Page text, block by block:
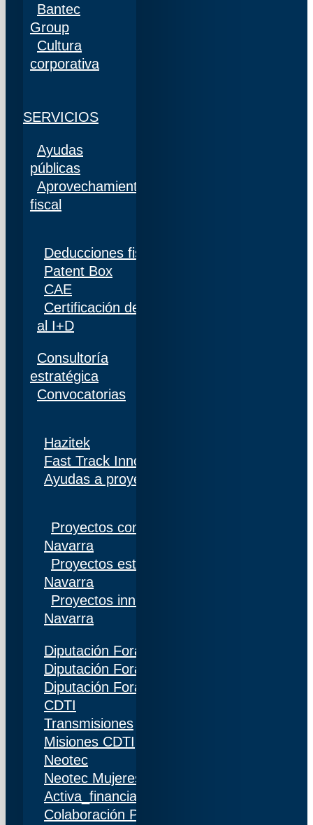
Bantec
Group
Cultura
corporativa
SERVICIOS
Ayudas
públicas
Aprovechamiento
fiscal
Deducciones fiscales
Patent Box
CAE
Certificación de personal adscrito al 100%
al I+D
Consultoría
estratégica
Convocatorias
Hazitek
Fast Track Innobideak
Ayudas a proyectos de I+D+i en Navarra
Proyectos competitivos I+D Gobierno de
Navarra
Proyectos estratégicos I+D Gobierno de
Navarra
Proyectos innovación Gobierno de
Navarra
Diputación Foral de Gipuzkoa
Diputación Foral de Bizkaia
Diputación Foral de Álava
CDTI
Transmisiones
Misiones CDTI
Neotec
Neotec Mujeres
Activa_financiación (IDI)
Colaboración Público-Privada (CPP)